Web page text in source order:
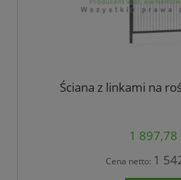
Ściana z linkami na
1 897,78
Cena netto: 1